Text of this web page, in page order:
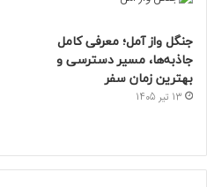
جنگل واز آمل؛ معرفی کامل
جاذبه‌ها، مسیر دسترسی و
بهترین زمان سفر
13 تیر 1405